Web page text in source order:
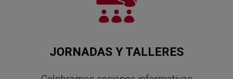
JORNADAS Y TALLERES